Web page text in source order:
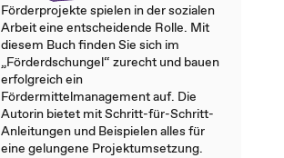
Förderprojekte spielen in der sozialen
Arbeit eine entscheidende Rolle. Mit
diesem Buch finden Sie sich im
„Förderdschungel“ zurecht und bauen
erfolgreich ein
Fördermittelmanagement auf. Die
Autorin bietet mit Schritt-für-Schritt-
Anleitungen und Beispielen alles für
eine gelungene Projektumsetzung.